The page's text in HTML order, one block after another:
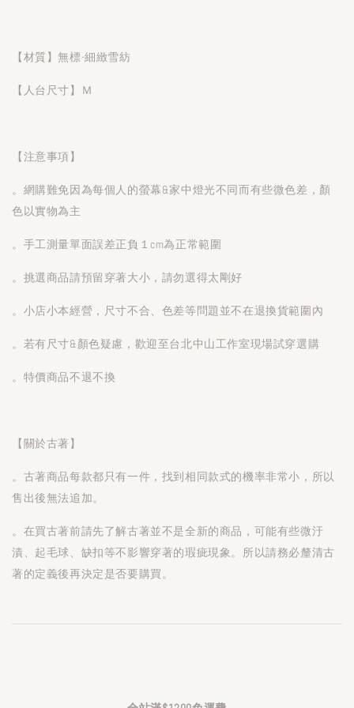
【材質】無標-細緻雪紡
【人台尺寸】Ｍ
【注意事項】
。網購難免因為每個人的螢幕&家中燈光不同而有些微色差，顏
色以實物為主
。手工測量單面誤差正負１cm為正常範圍
。挑選商品請預留穿著大小，請勿選得太剛好
。小店小本經營，尺寸不合、色差等問題並不在退換貨範圍內
。若有尺寸&顏色疑慮，歡迎至台北中山工作室現場試穿選購
。特價商品不退不換
【關於古著】
。古著商品每款都只有一件，找到相同款式的機率非常小，所以
售出後無法追加。
。在買古著前請先了解古著並不是全新的商品，可能有些微汙
漬、起毛球、缺扣等不影響穿著的瑕疵現象。所以請務必釐清古
著的定義後再決定是否要購買。